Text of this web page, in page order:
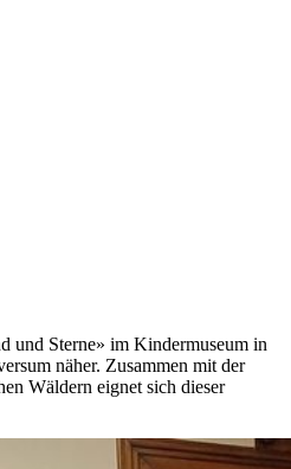
und Sterne» im Kindermuseum in
näher. Zusammen mit der
Wäldern eignet sich dieser